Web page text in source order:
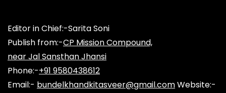
Editor in Chief:-Sarita Soni
Publish from:-CP Mission Compound,
near Jal Sansthan Jhansi
Phone:-+91 9580438612
Email:- bundelkhandkitasveer@gmail.comWebsite:-